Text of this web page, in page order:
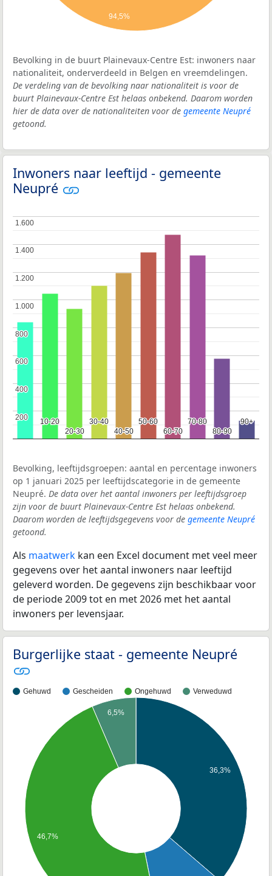
94,5%
Bevolking in de buurt Plainevaux-Centre Est: inwoners naar
nationaliteit, onderverdeeld in Belgen en vreemdelingen.
De verdeling van de bevolking naar nationaliteit is voor de
buurt Plainevaux-Centre Est helaas onbekend. Daarom worden
hier de data over de nationaliteiten voor de gemeente Neupré
getoond.
Inwoners naar leeftijd - gemeente
Neupré
10-20
10-20
20-30
20-30
30-40
30-40
40-50
40-50
50-60
50-60
60-70
60-70
70-80
70-80
80-90
80-90
90+
90+
200
200
400
400
600
600
800
800
1.000
1.000
1.200
1.200
1.400
1.400
1.600
1.600
Bevolking, leeftijdsgroepen: aantal en percentage inwoners
op 1 januari 2025 per leeftijdscategorie in de gemeente
Neupré. De data over het aantal inwoners per leeftijdsgroep
zijn voor de buurt Plainevaux-Centre Est helaas onbekend.
Daarom worden de leeftijdsgegevens voor de gemeente Neupré
getoond.
Als maatwerk kan een Excel document met veel meer
gegevens over het aantal inwoners naar leeftijd
geleverd worden. De gegevens zijn beschikbaar voor
de periode 2009 tot en met 2026 met het aantal
inwoners per levensjaar.
Burgerlijke staat - gemeente Neupré
Gehuwd Gescheiden Ongehuwd Verweduwd
36,3%
6,5%
46,7%